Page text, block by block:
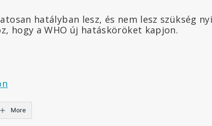
hatályban lesz, és nem lesz szükség
hogy a WHO új hatásköröket kapjon.
More